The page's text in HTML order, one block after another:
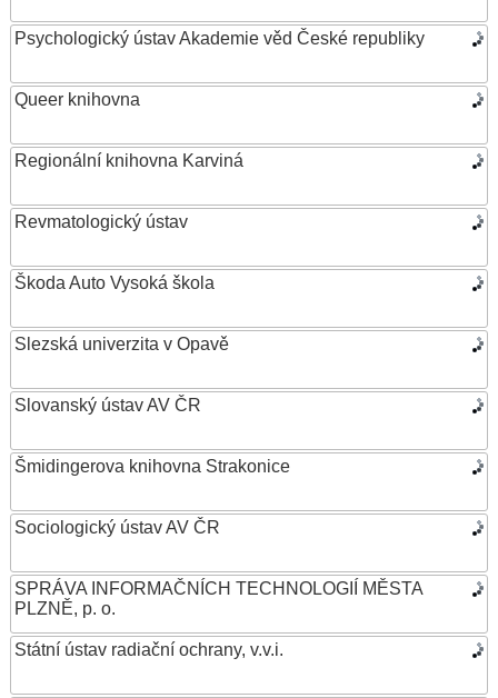
Psychologický ústav Akademie věd České republiky
Queer knihovna
Regionální knihovna Karviná
Revmatologický ústav
Škoda Auto Vysoká škola
Slezská univerzita v Opavě
Slovanský ústav AV ČR
Šmidingerova knihovna Strakonice
Sociologický ústav AV ČR
SPRÁVA INFORMAČNÍCH TECHNOLOGIÍ MĚSTA
PLZNĚ, p. o.
Státní ústav radiační ochrany, v.v.i.